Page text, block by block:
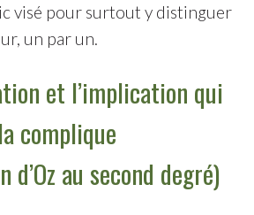
visé pour surtout y distinguer
un par un.
et l’implication qui
la complique
d’Oz au second degré)